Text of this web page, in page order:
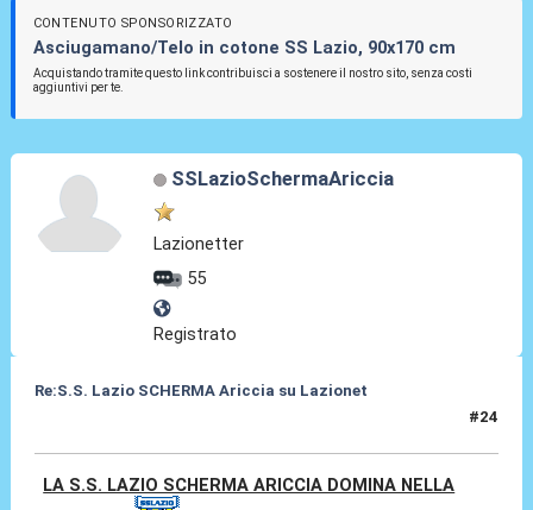
CONTENUTO SPONSORIZZATO
Asciugamano/Telo in cotone SS Lazio, 90x170 cm
Acquistando tramite questo link contribuisci a sostenere il nostro sito, senza costi
aggiuntivi per te.
SSLazioSchermaAriccia
Lazionetter
55
Registrato
Re:S.S. Lazio SCHERMA Ariccia su Lazionet
#24
LA S.S. LAZIO SCHERMA ARICCIA DOMINA NELLA